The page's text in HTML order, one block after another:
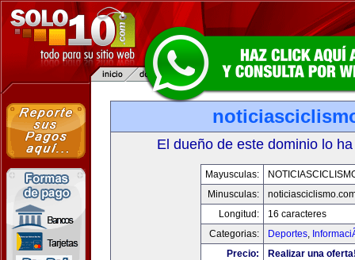
El dueño de este dominio lo
Mayusculas:
Minusculas:
Longitud:
16 caracteres
Categorias:
Deportes,
Precio:
Realizar una